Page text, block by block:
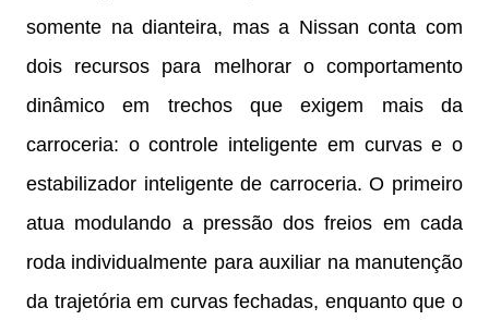
somente na dianteira, mas a Nissan conta com
dois recursos para melhorar o comportamento
dinâmico em trechos que exigem mais da
carroceria: o controle inteligente em curvas e o
estabilizador inteligente de carroceria. O primeiro
atua modulando a pressão dos freios em cada
roda individualmente para auxiliar na manutenção
da trajetória em curvas fechadas, enquanto que o